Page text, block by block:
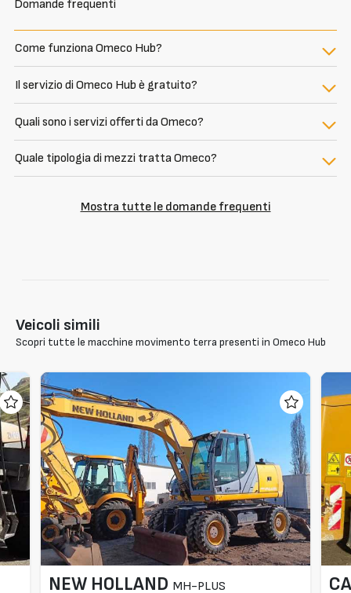
Domande frequenti
Come funziona Omeco Hub?
Il servizio di Omeco Hub è gratuito?
Quali sono i servizi offerti da Omeco?
Quale tipologia di mezzi tratta Omeco?
Mostra tutte le domande frequenti
Veicoli simili
Scopri tutte le macchine movimento terra presenti in Omeco Hub
NEW HOLLAND MH-PLUS